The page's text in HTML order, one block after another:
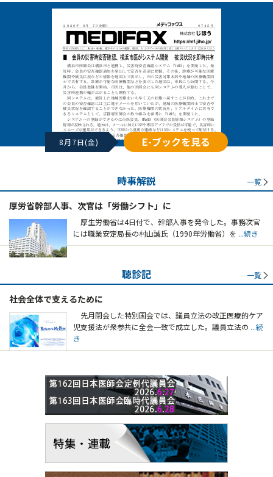
8月7日(金) E-ブックを見る
時事解説 一覧
厚労省幹部人事、次官は「労働シフト」に
厚生労働省は4日付で、幹部人事を発令した。事務次官
には職業安定局長の村山誠氏（1990年労働省）を ...続き
聴診記 一覧
社会全体で支えるために
先月閉会した特別国会では、議員立法の改正医療的ケア
児支援法が衆参共に全会一致で成立した。議員立法の ...続
き